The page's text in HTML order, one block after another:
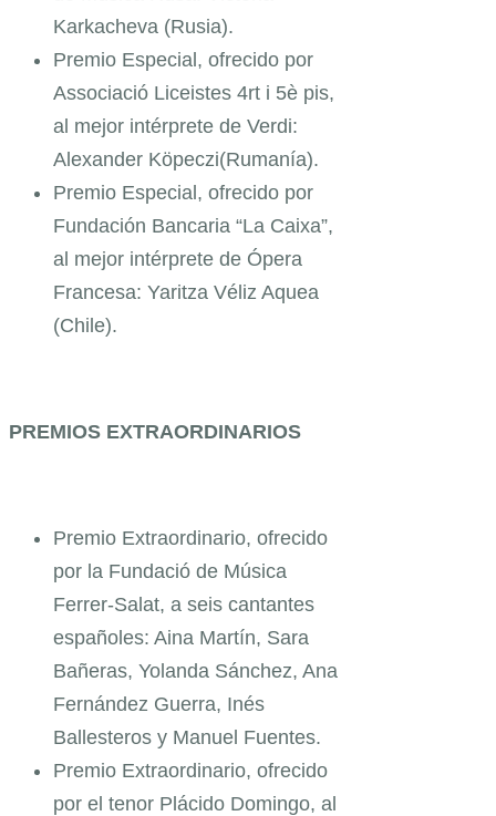
Karkacheva (Rusia).
Premio Especial, ofrecido por
Associació Liceistes 4rt i 5è pis,
al mejor intérprete de Verdi:
Alexander Köpeczi(Rumanía).
Premio Especial, ofrecido por
Fundación Bancaria “La Caixa”,
al mejor intérprete de Ópera
Francesa: Yaritza Véliz Aquea
(Chile).
PREMIOS EXTRAORDINARIOS
Premio Extraordinario, ofrecido
por la Fundació de Música
Ferrer-Salat, a seis cantantes
españoles: Aina Martín, Sara
Bañeras, Yolanda Sánchez, Ana
Fernández Guerra, Inés
Ballesteros y Manuel Fuentes.
Premio Extraordinario, ofrecido
por el tenor Plácido Domingo, al